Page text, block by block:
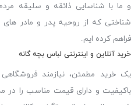
و ما با شناسایی ذائقه و سلیقه
شناختی که از روحیه پدر و مادر های
فراهم کرده ایم.
خرید آنلاین و اینترنتی لباس بچه گانه
یک خرید مطمئن، نیازمند
باکیفیت و دارای قیمت مناسب را در